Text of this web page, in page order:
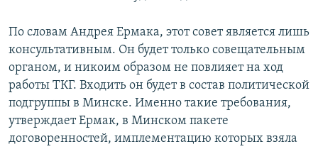
По словам Андрея Ермака, этот совет является лишь
консультативным. Он будет только совещательным
органом, и никоим образом не повлияет на ход
работы ТКГ. Входить он будет в состав политической
подгруппы в Минске. Именно такие требования,
утверждает Ермак, в Минском пакете
договоренностей, имплементацию которых взяла